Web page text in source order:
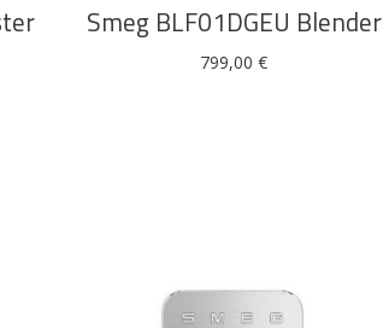
Smeg BLF01DGEU Blender
799,00€